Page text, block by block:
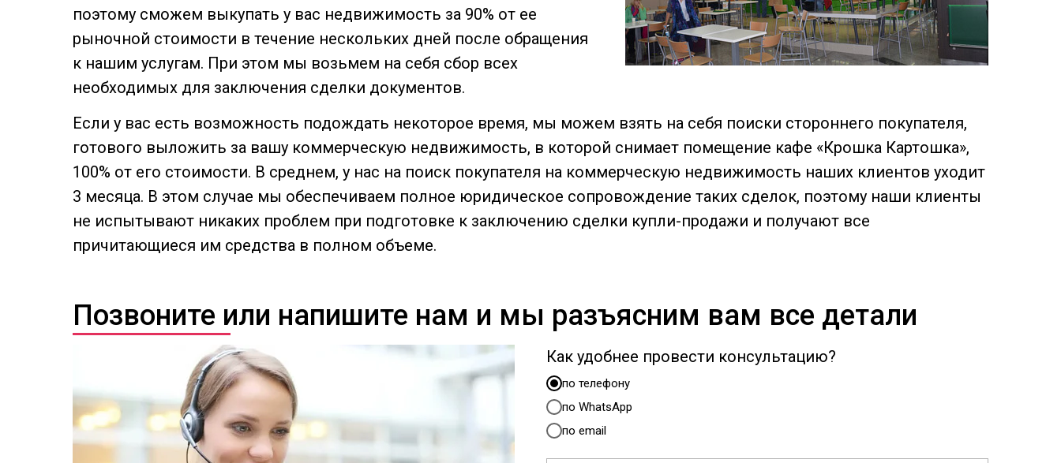
поэтому сможем выкупать у вас недвижимость за 90% от ее
рыночной стоимости в течение нескольких дней после обращения
к нашим услугам. При этом мы возьмем на себя сбор всех
необходимых для заключения сделки документов.
Если у вас есть возможность подождать некоторое время, мы можем взять на себя поиски стороннего покупателя,
готового выложить за вашу коммерческую недвижимость, в которой снимает помещение кафе «Крошка Картошка»,
100% от его стоимости. В среднем, у нас на поиск покупателя на коммерческую недвижимость наших клиентов уходит
3 месяца. В этом случае мы обеспечиваем полное юридическое сопровождение таких сделок, поэтому наши клиенты
не испытывают никаких проблем при подготовке к заключению сделки купли-продажи и получают все
причитающиеся им средства в полном объеме.
Позвоните или напишите нам и мы разъясним вам все детали
Как удобнее провести консультацию?
по телефону
по WhatsApp
по email